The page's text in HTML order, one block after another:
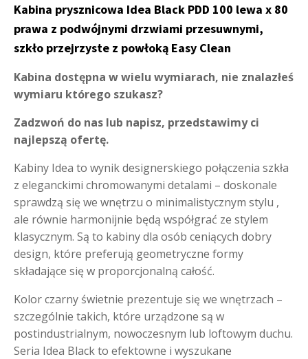
Kabina prysznicowa Idea Black PDD 100 lewa x 80
prawa z podwójnymi drzwiami przesuwnymi,
szkło przejrzyste z powłoką Easy Clean
Kabina dostępna w wielu wymiarach, nie znalazłeś
wymiaru którego szukasz?
Zadzwoń do nas lub napisz, przedstawimy ci
najlepszą ofertę.
Kabiny Idea to wynik designerskiego połączenia szkła
z eleganckimi chromowanymi detalami – doskonale
sprawdzą się we wnętrzu o minimalistycznym stylu ,
ale równie harmonijnie będą współgrać ze stylem
klasycznym. Są to kabiny dla osób ceniących dobry
design, które preferują geometryczne formy
składające się w proporcjonalną całość.
Kolor czarny świetnie prezentuje się we wnętrzach –
szczególnie takich, które urządzone są w
postindustrialnym, nowoczesnym lub loftowym duchu.
Seria Idea Black to efektowne i wyszukane